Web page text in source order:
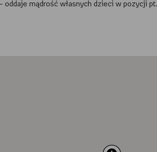
oddaje mądrość własnych dzieci w pozycji